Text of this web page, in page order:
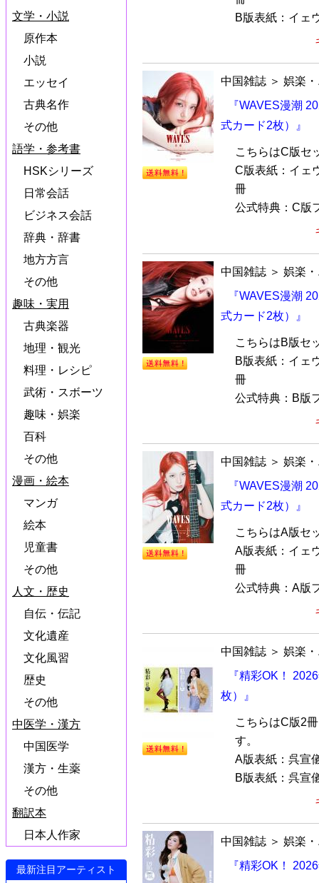
文学・小説
原作本
小説
エッセイ
古典名作
その他
語学・参考書
HSKシリーズ
日常会話
ビジネス会話
辞典・辞書
地方方言
その他
趣味・実用
古典楽器
地理・観光
料理・レシピ
武術・スボーツ
趣味・娯楽
百科
その他
漫画・絵本
マンガ
絵本
児童書
その他
人文・歴史
自伝・伝記
文化遺産
文化風習
歴史
その他
中医学・漢方
中国医学
漢方・生薬
その他
翻訳本
日本人作家
最新注目アーティスト
B版表紙：イェ
中国雑誌 ＞ 娯楽
『WAVES漫潮
式カード2枚）』
こちらはC版セ
C版表紙：イェ
冊
公式特典：C版
中国雑誌 ＞ 娯楽
『WAVES漫潮
式カード2枚）』
こちらはB版セ
B版表紙：イェ
冊
公式特典：B版
中国雑誌 ＞ 娯楽
『WAVES漫潮
式カード2枚）』
こちらはA版セ
A版表紙：イェ
冊
公式特典：A版
中国雑誌 ＞ 娯楽
『精彩OK！
枚）』
こちらはC版2
す。
A版表紙：呉宣
B版表紙：呉宣
中国雑誌 ＞ 娯楽
『精彩OK！